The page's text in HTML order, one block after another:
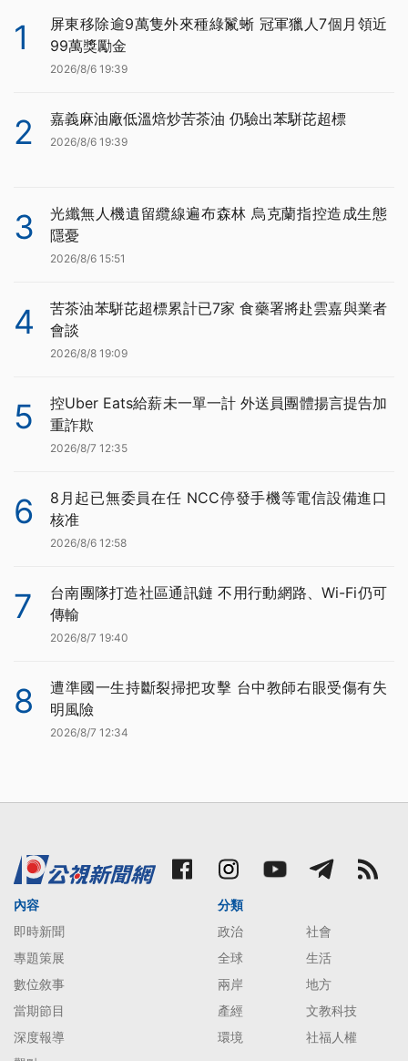
1
屏東移除逾9萬隻外來種綠鬣蜥 冠軍獵人7個月領近
99萬獎勵金
2026/8/6 19:39
2 嘉義麻油廠低溫焙炒苦茶油 仍驗出苯駢芘超標
2026/8/6 19:39
3
光纖無人機遺留纜線遍布森林 烏克蘭指控造成生態
隱憂
2026/8/6 15:51
4
苦茶油苯駢芘超標累計已7家 食藥署將赴雲嘉與業者
會談
2026/8/8 19:09
5
控Uber Eats給薪未一單一計 外送員團體揚言提告加
重詐欺
2026/8/7 12:35
6
8月起已無委員在任 NCC停發手機等電信設備進口
核准
2026/8/6 12:58
7
台南團隊打造社區通訊鏈 不用行動網路、Wi-Fi仍可
傳輸
2026/8/7 19:40
8
遭準國一生持斷裂掃把攻擊 台中教師右眼受傷有失
明風險
2026/8/7 12:34
內容
即時新聞
專題策展
數位敘事
當期節目
深度報導
分類
政治
社會
全球
生活
兩岸
地方
產經
文教科技
環境
社福人權